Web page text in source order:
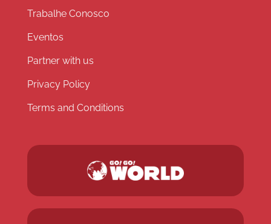
Trabalhe Conosco
Eventos
Partner with us
Privacy Policy
Terms and Conditions